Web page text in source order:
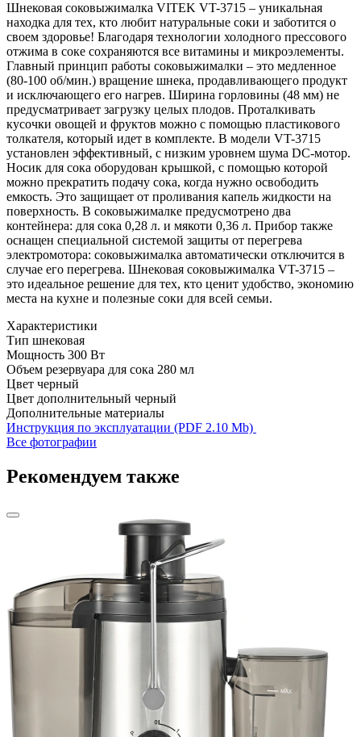
Шнековая соковыжималка VITEK VT-3715 – уникальная
находка для тех, кто любит натуральные соки и заботится о
своем здоровье! Благодаря технологии холодного прессового
отжима в соке сохраняются все витамины и микроэлементы.
Главный принцип работы соковыжималки – это медленное
(80-100 об/мин.) вращение шнека, продавливающего продукт
и исключающего его нагрев. Ширина горловины (48 мм) не
предусматривает загрузку целых плодов. Проталкивать
кусочки овощей и фруктов можно с помощью пластикового
толкателя, который идет в комплекте. В модели VT-3715
установлен эффективный, с низким уровнем шума DC-мотор.
Носик для сока оборудован крышкой, с помощью которой
можно прекратить подачу сока, когда нужно освободить
емкость. Это защищает от проливания капель жидкости на
поверхность. В соковыжималке предусмотрено два
контейнера: для сока 0,28 л. и мякоти 0,36 л. Прибор также
оснащен специальной системой защиты от перегрева
электромотора: соковыжималка автоматически отключится в
случае его перегрева. Шнековая соковыжималка VT-3715 –
это идеальное решение для тех, кто ценит удобство, экономию
места на кухне и полезные соки для всей семьи.
Характеристики
Тип шнековая
Мощность 300 Вт
Объем резервуара для сока 280 мл
Цвет черный
Цвет дополнительный черный
Дополнительные материалы
Инструкция по эксплуатации (PDF 2.10 Mb)
Все фотографии
Рекомендуем также